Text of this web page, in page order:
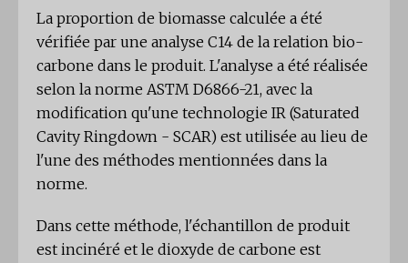
La proportion de biomasse calculée a été
vérifiée par une analyse C14 de la relation bio-
carbone dans le produit. L'analyse a été réalisée
selon la norme ASTM D6866-21, avec la
modification qu'une technologie IR (Saturated
Cavity Ringdown - SCAR) est utilisée au lieu de
l'une des méthodes mentionnées dans la
norme.
Dans cette méthode, l'échantillon de produit
est incinéré et le dioxyde de carbone est